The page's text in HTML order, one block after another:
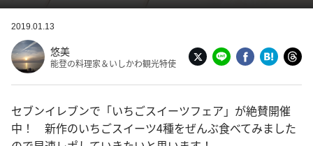
2019.01.13
悠美
能登の料理家＆いしかわ観光特使
セブンイレブンで「いちごスイーツフェア」が絶賛開催
中！ 新作のいちごスイーツ4種をぜんぶ食べてみました